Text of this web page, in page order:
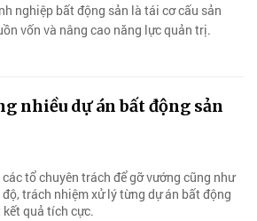
nghiệp bất động sản là tái cơ cấu sản
vốn và nâng cao năng lực quản trị.
nhiều dự án bất động sản
tổ chuyên trách để gỡ vướng cũng như
trách nhiệm xử lý từng dự án bất động
quả tích cực.